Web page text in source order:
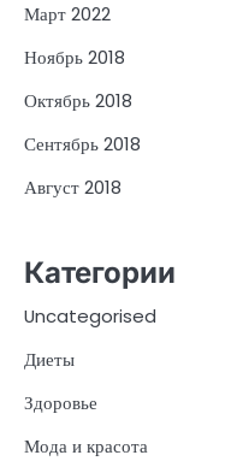
Март 2022
Ноябрь 2018
Октябрь 2018
Сентябрь 2018
Август 2018
Категории
Uncategorised
Диеты
Здоровье
Мода и красота